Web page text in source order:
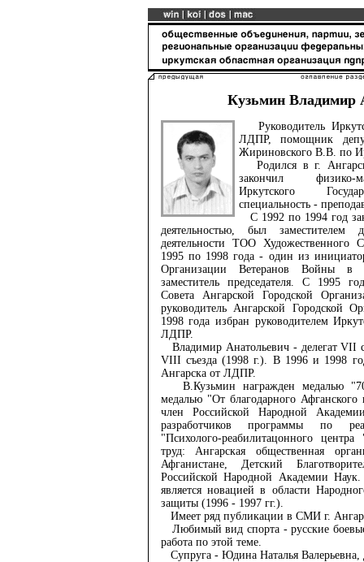
Кузьмин Владимир
Руководитель
ЛДПР, помощник
Жириновского В.В. по
Родился в г.
закончил физико-
Иркутского
специальность -
С 1992 по 1994 год
деятельностью, был заместителем
деятельности ТОО
1995 по 1998 года - один из
Организации Ветеранов Войны в
заместитель председателя. С 1995
Совета Ангарской Городской
руководитель Ангарской Городской
1998 года избран руководителем
ЛДПР.
Владимир Анатольевич - делегат VII
VIII съезда (1998 г.). В 1996 и 1998
Ангарска от ЛДПР.
В.Кузьмин награжден медалью
медалью "От благодарного
член Российской Народной
разработчиков программы по
"Психолого-реабилитацонного
труд: Ангарская общественная
Афганистане, Детский
Российской Народной Академии Наук.
является новацией в области
защиты (1996 - 1997 гг.).
Имеет ряд публикации в СМИ г.
Любимый вид спорта - русские боевые
работа по этой теме.
Супруга - Юдина Наталья Валерьевна,